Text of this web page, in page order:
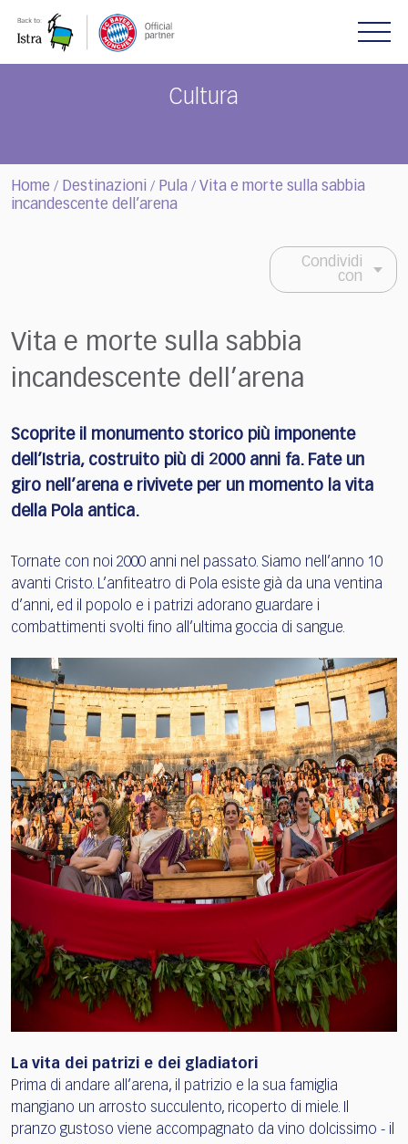
note:
Cultura
Home / Destinazioni / Pula / Vita e morte sulla sabbia
incandescente dell’arena
Condividi
con
Vita e morte sulla sabbia
incandescente dell’arena
Scoprite il monumento storico più imponente
dell’Istria, costruito più di 2000 anni fa. Fate un
giro nell’arena e rivivete per un momento la vita
della Pola antica.
Tornate con noi 2000 anni nel passato. Siamo nell’anno 10
avanti Cristo. L’anfiteatro di Pola esiste già da una ventina
d’anni, ed il popolo e i patrizi adorano guardare i
combattimenti svolti fino all’ultima goccia di sangue.
La vita dei patrizi e dei gladiatori
Prima di andare all’arena, il patrizio e la sua famiglia
mangiano un arrosto succulento, ricoperto di miele. Il
pranzo gustoso viene accompagnato da vino dolcissimo - il